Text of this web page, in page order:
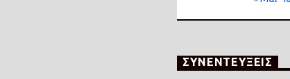
ΣΥΝΕΝΤΕΥΞΕΙΣ